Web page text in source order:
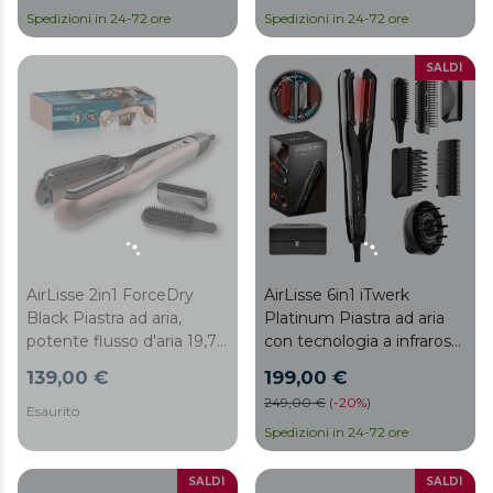
Spedizioni in 24-72 ore
Temperatura regolabile,
Design premium +
custodia deluxe
Spedizioni in 24-72 ore
AirLisse 2in1 ForceDry
Black Piastra ad aria,
potente flusso d'aria 19,7
magnetizzate, per tutti i
tipi di capelli, funzione
4 temperature e 2
139,00 €
Esaurito
SALDI
AirLisse 6in1 iTwerk
Platinum Piastra ad aria
con tecnologia a infrarossi,
di utilizzo, Plasma, 6
accessori, custodia in pelle
199,00 €
249,00 € (-20%)
Spedizioni in 24-72 ore
SALDI SALDI